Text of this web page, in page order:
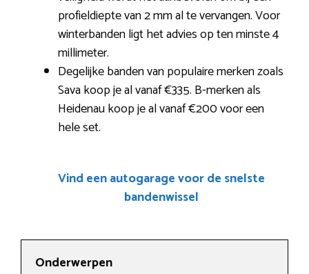
profieldiepte van 2 mm al te vervangen. Voor
winterbanden ligt het advies op ten minste 4
millimeter.
Degelijke banden van populaire merken zoals
Sava koop je al vanaf €335. B-merken als
Heidenau koop je al vanaf €200 voor een
hele set.
Vind een autogarage voor de snelste
bandenwissel
Onderwerpen